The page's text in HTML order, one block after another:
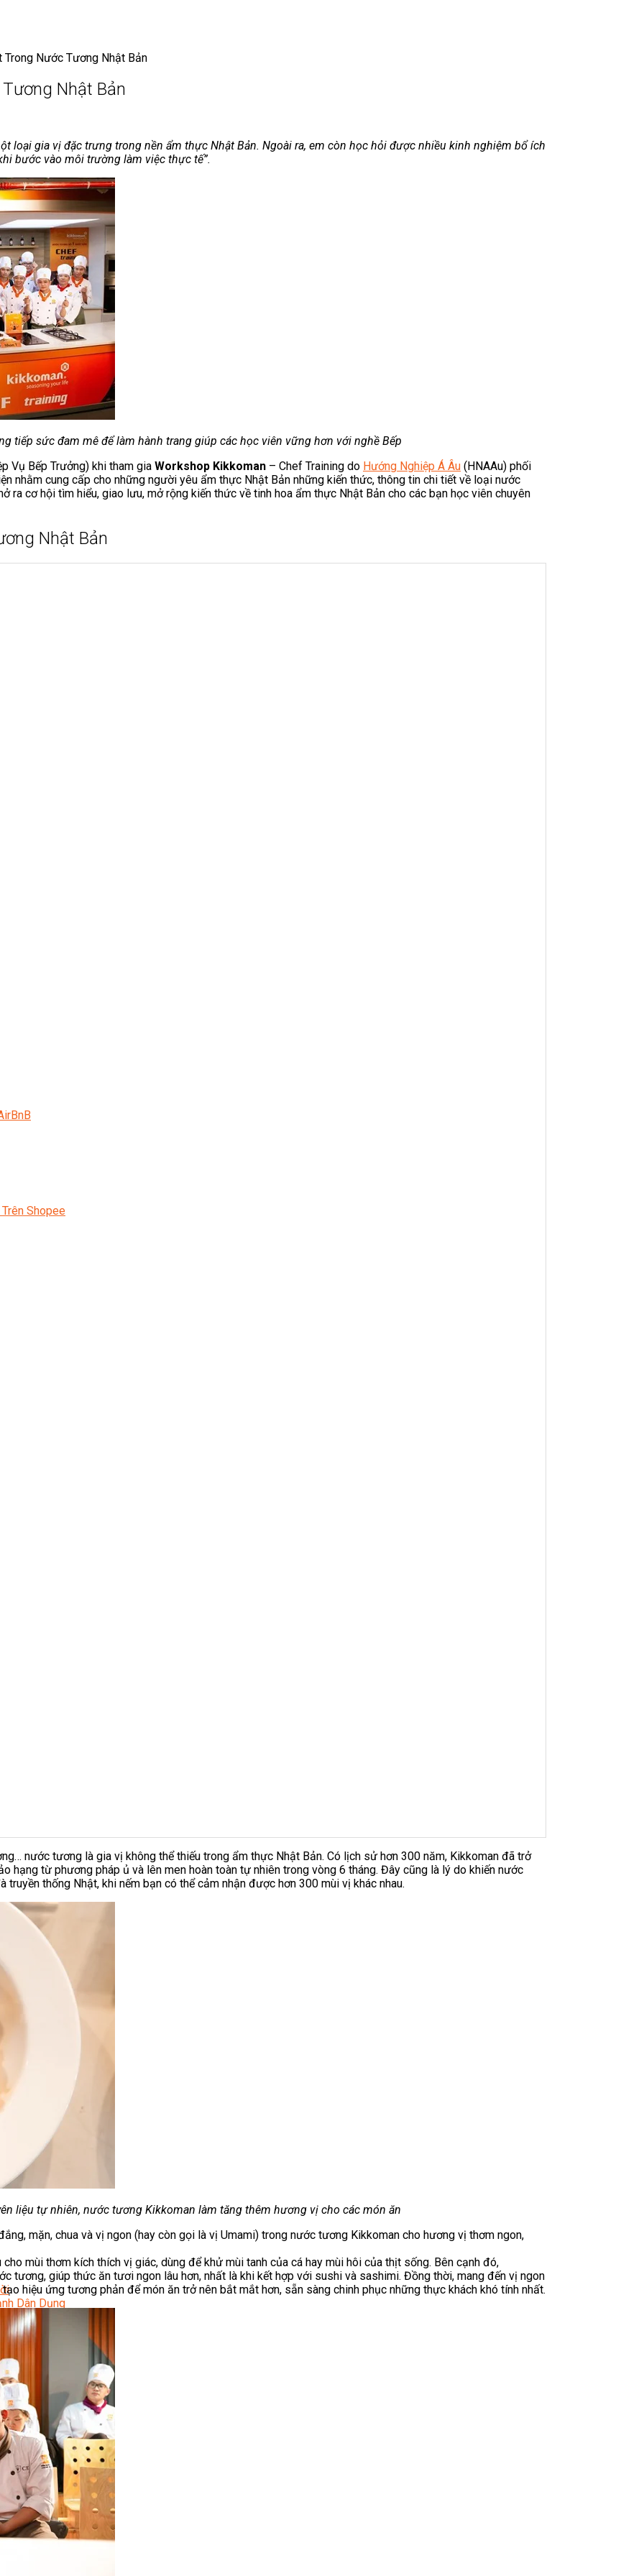
Shopee
Dân Dụng
Trong Nước Tương Nhật Bản
Nhật Bản
loại gia vị đặc trưng trong nền ẩm thực Nhật Bản. Ngoài ra, em còn học hỏi được nhiều kinh nghiệm bổ ích
bước vào môi trường làm việc thực tế”.
tiếp sức đam mê để làm hành trang giúp các học viên vững hơn với nghề Bếp
Vụ Bếp Trưởng) khi tham gia Workshop Kikkoman – Chef Training do Hướng Nghiệp Á Âu (HNAAu) phối
nhằm cung cấp cho những người yêu ẩm thực Nhật Bản những kiến thức, thông tin chi tiết về loại nước
cơ hội tìm hiểu, giao lưu, mở rộng kiến thức về tinh hoa ẩm thực Nhật Bản cho các bạn học viên chuyên
Nhật Bản
nước tương là gia vị không thể thiếu trong ẩm thực Nhật Bản. Có lịch sử hơn 300 năm, Kikkoman đã trở
hạng từ phương pháp ủ và lên men hoàn toàn tự nhiên trong vòng 6 tháng. Đây cũng là lý do khiến nước
thống Nhật, khi nếm bạn có thể cảm nhận được hơn 300 mùi vị khác nhau.
liệu tự nhiên, nước tương Kikkoman làm tăng thêm hương vị cho các món ăn
mặn, chua và vị ngon (hay còn gọi là vị Umami) trong nước tương Kikkoman cho hương vị thơm ngon,
mùi thơm kích thích vị giác, dùng để khử mùi tanh của cá hay mùi hôi của thịt sống. Bên cạnh đó,
tương, giúp thức ăn tươi ngon lâu hơn, nhất là khi kết hợp với sushi và sashimi. Đồng thời, mang đến vị ngon
hiệu ứng tương phản để món ăn trở nên bắt mắt hơn, sẵn sàng chinh phục những thực khách khó tính nhất.